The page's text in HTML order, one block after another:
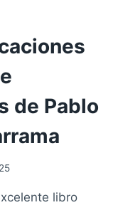
de Pablo
libro